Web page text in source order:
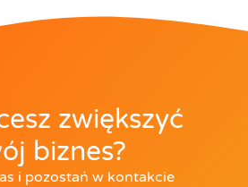
zwiększyć
biznes?
i pozostań w kontakcie